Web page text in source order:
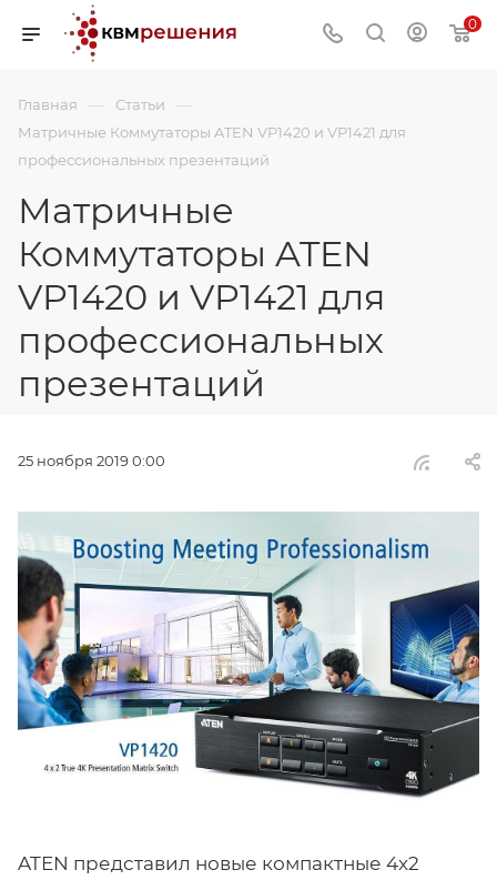
0
Главная — Статьи —
Матричные Коммутаторы ATEN VP1420 и VP1421 для
профессиональных презентаций
Матричные
Коммутаторы ATEN
VP1420 и VP1421 для
профессиональных
презентаций
25 ноября 2019 0:00
ATEN представил новые компактные 4x2